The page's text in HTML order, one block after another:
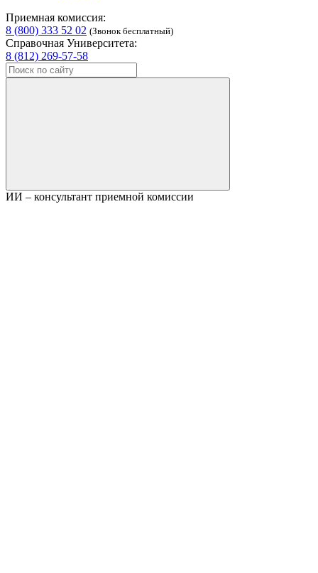
Приемная комиссия:
8 (800) 333 52 02 (Звонок бесплатный)
Справочная Университета:
8 (812) 269-57-58
ИИ – консультант приемной комиссии